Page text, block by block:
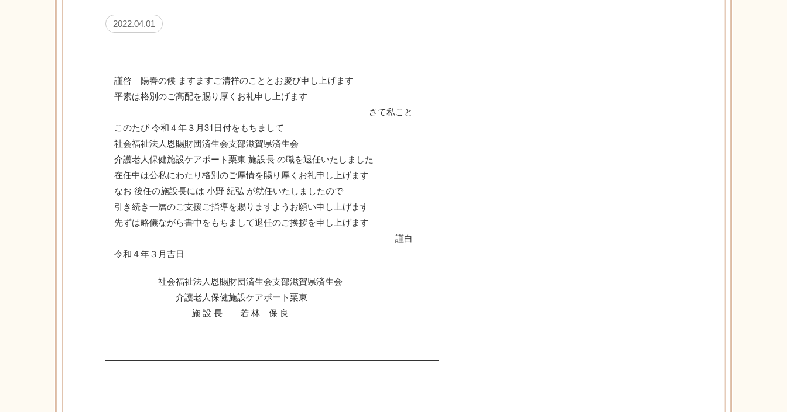
2022.04.01
謹啓 陽春の候 ますますご清祥のこととお慶び申し上げます
平素は格別のご高配を賜り厚くお礼申し上げます
さて私こと
このたび 令和４年３月31日付をもちまして
社会福祉法人恩賜財団済生会支部滋賀県済生会
介護老人保健施設ケアポート栗東 施設長 の職を退任いたしました
在任中は公私にわたり格別のご厚情を賜り厚くお礼申し上げます
なお 後任の施設長には 小野 紀弘 が就任いたしましたので
引き続き一層のご支援ご指導を賜りますようお願い申し上げます
先ずは略儀ながら書中をもちまして退任のご挨拶を申し上げます
謹白
令和４年３月吉日
社会福祉法人恩賜財団済生会支部滋賀県済生会
介護老人保健施設ケアポート栗東
施 設 長 若 林 保 良